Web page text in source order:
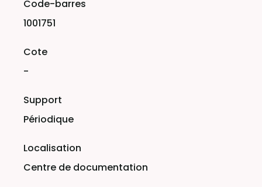
1001751
-
Périodique
Centre de documentation